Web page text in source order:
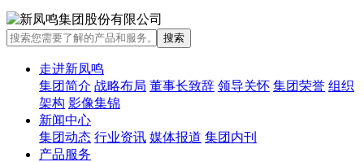
走进新凤鸣
集团简介 战略布局 董事长致辞 领导关怀 集团荣誉 组织
架构 影像集锦
新闻中心
集团动态 行业资讯 媒体报道 集团内刊
产品服务